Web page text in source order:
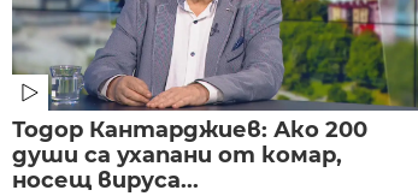
Тодор Кантарджиев: Ако 200
души са ухапани от комар,
носещ вируса...